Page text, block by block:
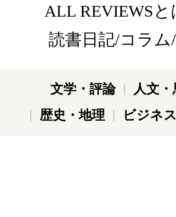
ALL REVIEWSと
読書日記/コラム
文学・評論 人文・
歴史・地理
ビジネ